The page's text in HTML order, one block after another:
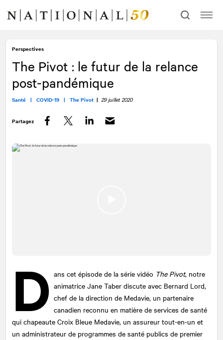
contenu
navigation
Perspectives
The Pivot : le futur de la relance
post-pandémique
Santé | COVID-19 | The Pivot | 29 juillet 2020
Partagez
D ans cet épisode de la série vidéo The Pivot, notre
animatrice Jane Taber discute avec Bernard Lord,
chef de la direction de Medavie, un partenaire
canadien reconnu en matière de services de santé
qui chapeaute Croix Bleue Medavie, un assureur tout-en-un et
un administrateur de programmes de santé publics de premier